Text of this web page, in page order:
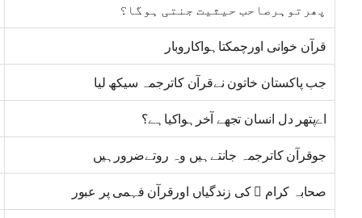
پھرتوہرصاحب حیثیت جنتی ہوگا؟
قرآن خوانی اورچمکتاہواکاروبار
جب پاکستان خاتون نےقرآن کاترجمہ سیکھ لیا
اےپتھر دل انسان تجھے آخرہواکیاہے؟
جوقرآن کاترجمہ جانتےہیں وہ روتےضرورہیں
صحابہ کرام ﷢ کی زندگیاں اورقرآن فہمی پر عبور